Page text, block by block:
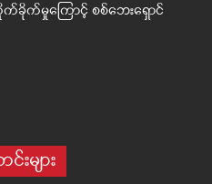
က်မှုကြောင့် စစ်ဘေးရှောင်
များ